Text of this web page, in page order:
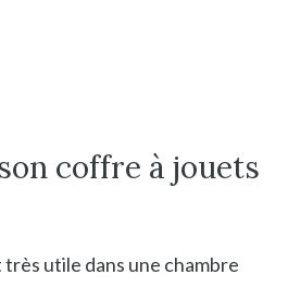
coffre à jouets
utile dans une chambre